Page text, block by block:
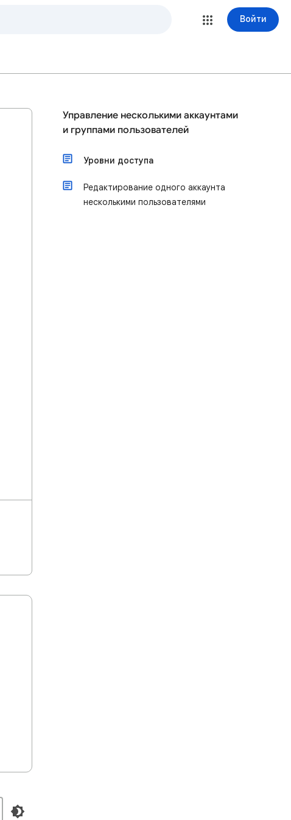
Войти
Управление несколькими аккаунтами
и группами пользователей
Уровни доступа
Редактирование одного аккаунта
несколькими пользователями